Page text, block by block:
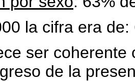
la cifra era
ser
de la